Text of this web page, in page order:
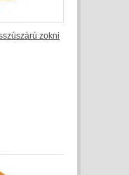
zokni